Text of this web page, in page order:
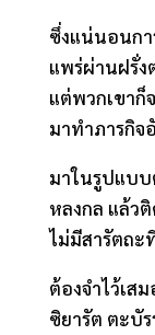
ซึ่งแน่นอนก
แพร่ผ่านฝรั่ง
แต่พวกเขา
มาทำภารกิ
มาในรูปแบ
หลงกล แล้ว
ไม่มีสารัตถะ
ต้องจำไว้เส
ซิยารัต ตะบั